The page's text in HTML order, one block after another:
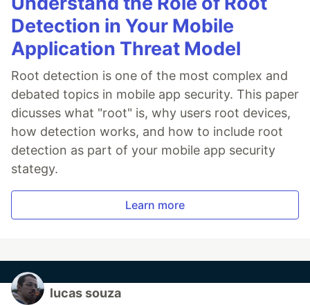
Detection in Your Mobile
Application Threat Model
Root detection is one of the most complex and
debated topics in mobile app security. This paper
dicusses what "root" is, why users root devices,
how detection works, and how to include root
detection as part of your mobile app security
stategy.
Learn more
lucas souza